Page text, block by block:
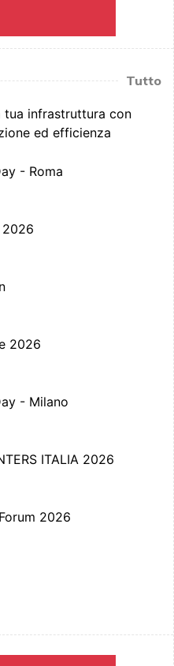
Tutto
tua infrastruttura con
ed efficienza
- Roma
2026
- Milano
ITALIA 2026
2026